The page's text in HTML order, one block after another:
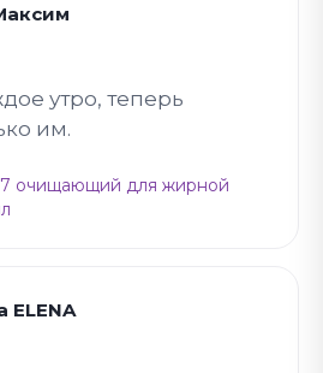
утро, теперь
им.
очищающий для жирной
ELENA